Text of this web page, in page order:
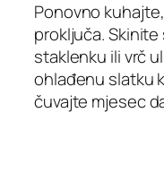
Ponovno
proključa.
staklenku ili vrč
ohlađenu slatku
čuvajte mjesec